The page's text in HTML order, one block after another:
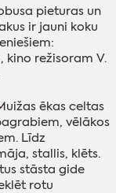
pieturas un
ir jauni koku
režisoram V.
ēkas celtas
vēlākos
Līdz
stallis, klēts.
stāsta gide
rotu